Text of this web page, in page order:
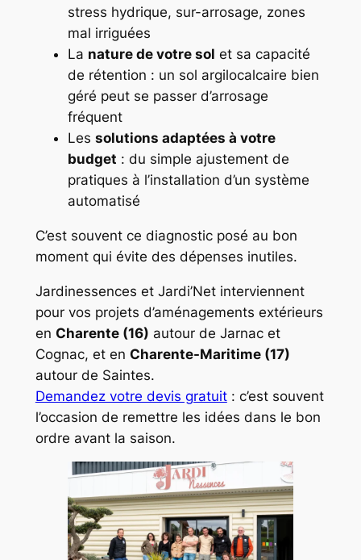
stress hydrique, sur-arrosage, zones
mal irriguées
La nature de votre sol et sa capacité
de rétention : un sol argilocalcaire bien
géré peut se passer d’arrosage
fréquent
Les solutions adaptées à votre
budget : du simple ajustement de
pratiques à l’installation d’un système
automatisé
C’est souvent ce diagnostic posé au bon
moment qui évite des dépenses inutiles.
Jardinessences et Jardi’Net interviennent
pour vos projets d’aménagements extérieurs
en Charente (16) autour de Jarnac et
Cognac, et en Charente-Maritime (17)
autour de Saintes.
Demandez votre devis gratuit: c’est souvent
l’occasion de remettre les idées dans le bon
ordre avant la saison.